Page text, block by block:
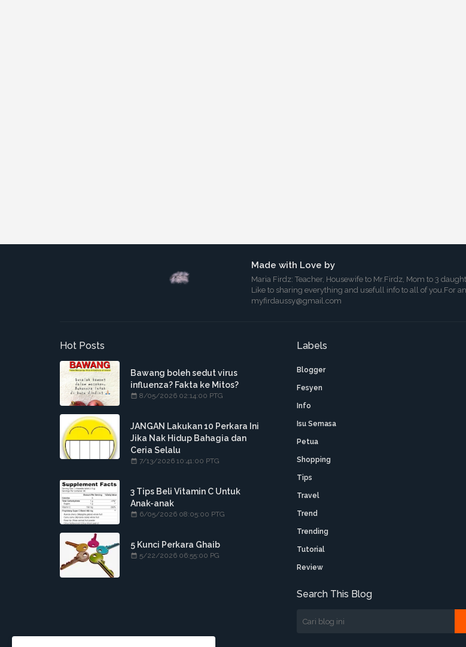
Made with Love by
Maria Firdz: Teacher, Housewife to Mr.Firdz, Mom to 3
Like to sharing everything and usefull info to all of you.For
myfirdaussy@gmail.com
Hot Posts
Bawang boleh sedut virus
influenza? Fakta ke Mitos?
8/05/2026 02:14:00 PTG
JANGAN Lakukan 10 Perkara Ini
Jika Nak Hidup Bahagia dan
Ceria Selalu
7/13/2026 10:41:00 PTG
3 Tips Beli Vitamin C Untuk
Anak-anak
6/05/2026 08:05:00 PTG
5 Kunci Perkara Ghaib
5/22/2026 06:55:00 PG
Labels
Blogger
Fesyen
Info
Isu Semasa
Petua
Shopping
Tips
Travel
Trend
Trending
Tutorial
Review
Search This Blog